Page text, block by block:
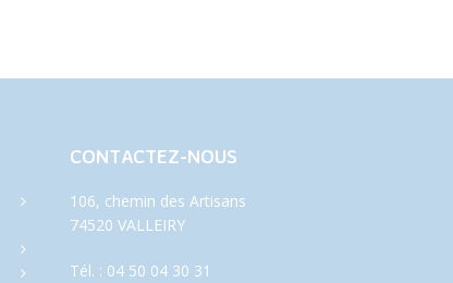
CONTACTEZ-NOUS
106, chemin des Artisans
74520 VALLEIRY
Tél. : 04 50 04 30 31